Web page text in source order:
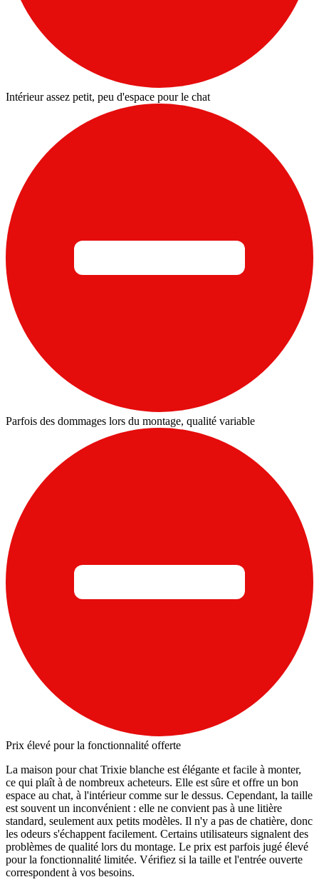
Intérieur assez petit, peu d'espace pour le chat
Parfois des dommages lors du montage, qualité variable
Prix élevé pour la fonctionnalité offerte
La maison pour chat Trixie blanche est élégante et facile à monter,
ce qui plaît à de nombreux acheteurs. Elle est sûre et offre un bon
espace au chat, à l'intérieur comme sur le dessus. Cependant, la taille
est souvent un inconvénient : elle ne convient pas à une litière
standard, seulement aux petits modèles. Il n'y a pas de chatière, donc
les odeurs s'échappent facilement. Certains utilisateurs signalent des
problèmes de qualité lors du montage. Le prix est parfois jugé élevé
pour la fonctionnalité limitée. Vérifiez si la taille et l'entrée ouverte
correspondent à vos besoins.